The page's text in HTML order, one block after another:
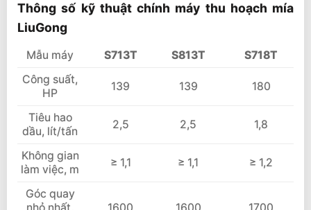
Thông số kỹ thuật chính máy thu hoạch mía
LiuGong
Mẫu máy S713T S813T
S718T
Công suất,
HP
139 139 180
Tiêu hao
dầu, lít/tấn
2,5 2,5 1,8
Không gian
làm việc, m
≥ 1,1 ≥ 1,1 ≥ 1,2
Góc quay